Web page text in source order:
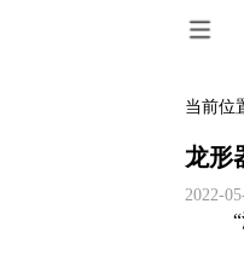
当前位
龙形
2022-